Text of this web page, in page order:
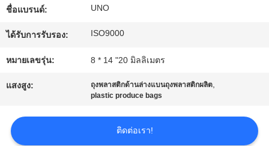
ควบคุม
คุณภาพ
เรา
ชื่อแบรนด์: UNO
ได้รับการรับรอง: ISO9000
หมายเลขรุ่น: 8 * 14 "20 มิลลิเมตร
แสงสูง: ถุงพลาสติกด้านล่างแบนถุงพลาสติกผลิต,
plastic produce bags
ติดต่อเรา!